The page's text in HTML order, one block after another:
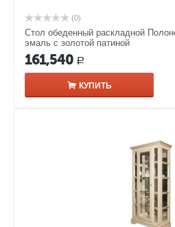
(0)
Стол обеденный раскладной
эмаль с золотой патиной
161,540 Р
КУПИТЬ